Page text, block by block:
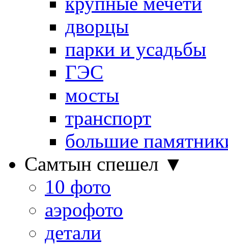
дворцы
парки и усадьбы
ГЭС
мосты
транспорт
большие
Самтын спешел ▼
10 фото
аэрофото
детали